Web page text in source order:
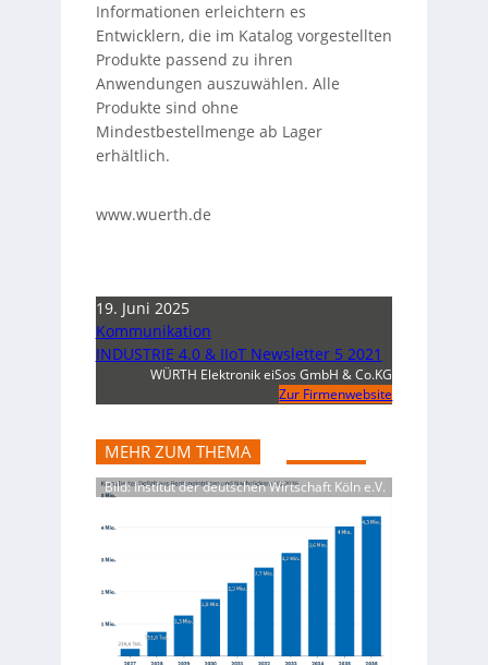
Informationen erleichtern es
Entwicklern, die im Katalog vorgestellten
Produkte passend zu ihren
Anwendungen auszuwählen. Alle
Produkte sind ohne
Mindestbestellmenge ab Lager
erhältlich.
www.wuerth.de
19. Juni 2025
Kommunikation
INDUSTRIE 4.0 & IIoT Newsletter 5 2021
WÜRTH Elektronik eiSos GmbH & Co.KG
Zur Firmenwebsite
MEHR ZUM THEMA
Bild: Institut der deutschen Wirtschaft Köln e.V.